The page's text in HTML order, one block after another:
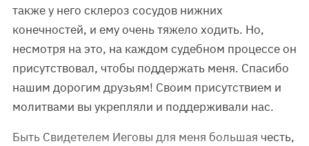
также у него склероз сосудов нижних
конечностей, и ему очень тяжело ходить. Но,
несмотря на это, на каждом судебном процессе он
присутствовал, чтобы поддержать меня. Спасибо
нашим дорогим друзьям! Своим присутствием и
молитвами вы укрепляли и поддерживали нас.
Быть Свидетелем Иеговы для меня большая честь,